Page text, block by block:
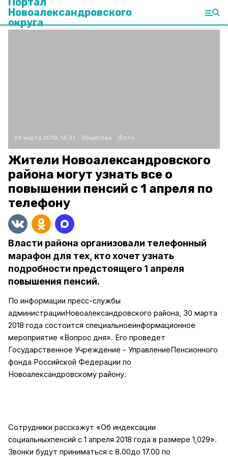
Новоалександровского
округа
29 марта 2018, 16:37 Общество Фото:
Жители Новоалександровского
района могут узнать все о
повышении пенсий с 1 апреля по
телефону
Власти района организовали телефонный
марафон для тех, кто хочет узнать
подробности предстоящего 1 апреля
повышения пенсий.
По информации пресс-службы
администрацииНовоалександровского района, 30 марта
2018 года состоится специальноеинформационное
мероприятие «Вопрос дня». Его проведет
Государственное Учреждение - УправлениеПенсионного
фонда Российской Федерации по
Новоалександровскому району.
Сотрудники расскажут «Об индексации
социальныхпенсий с 1 апреля 2018 года в размере 1,029».
Звонки будут приниматься с 8.00до 17.00 по